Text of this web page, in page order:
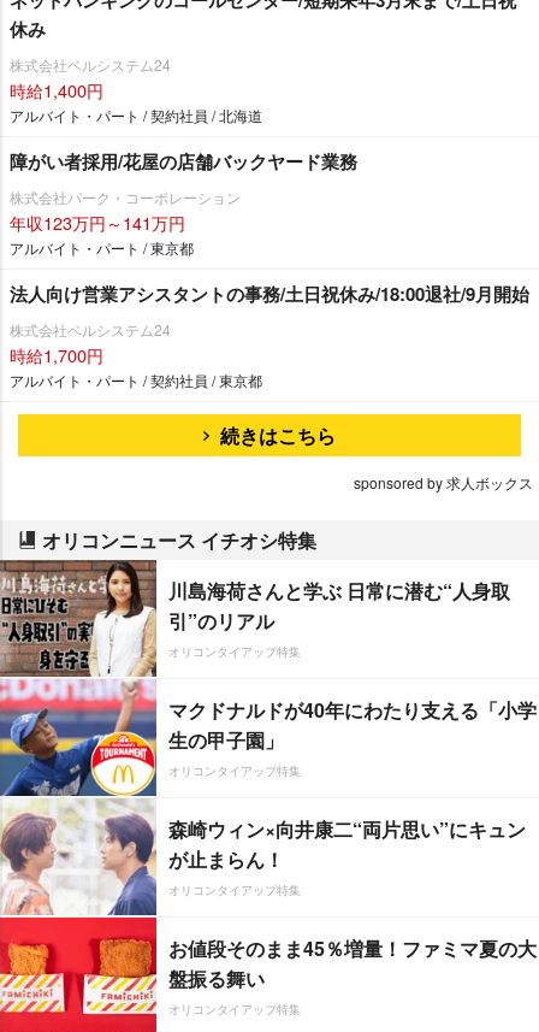
休み
株式会社ベルシステム24
時給1,400円
アルバイト・パート / 契約社員 / 北海道
障がい者採用/花屋の店舗バックヤード業務
株式会社パーク・コーポレーション
年収123万円～141万円
アルバイト・パート / 東京都
法人向け営業アシスタントの事務/土日祝休み/18:00退社/9月開始
株式会社ベルシステム24
時給1,700円
アルバイト・パート / 契約社員 / 東京都
続きはこちら
sponsored by 求人ボックス
オリコンニュース イチオシ特集
川島海荷さんと学ぶ 日常に潜む“人身取
引”のリアル
オリコンタイアップ特集
マクドナルドが40年にわたり支える「小学
生の甲子園」
オリコンタイアップ特集
森崎ウィン×向井康二“両片思い”にキュン
が止まらん！
オリコンタイアップ特集
お値段そのまま45％増量！ファミマ夏の大
盤振る舞い
オリコンタイアップ特集